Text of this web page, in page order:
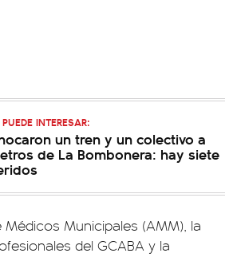
INTERESAR:
un tren y un colectivo a
de La Bombonera: hay siete
Municipales (AMM), la
del GCABA y la